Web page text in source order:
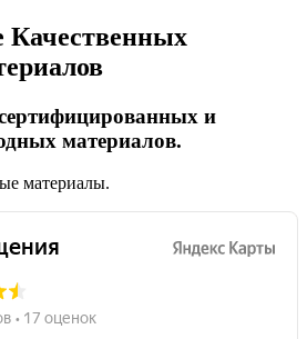
Качественных
и
материалов.
материалы.